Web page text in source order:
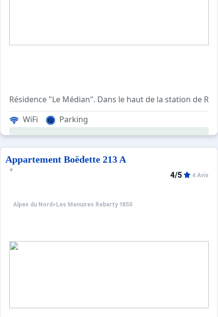
Résidence "Le Médian". Dans le haut de la station de
WiFi
Parking
Appartement Boëdette 213 A
Alpes du Nord > Les Menuires Reberty 1850
4/5 4 Avis